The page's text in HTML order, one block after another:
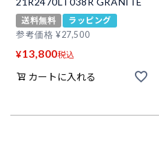
送料無料
ラッピング
参考価格 ¥27,500
¥13,800税込
カートに入れる